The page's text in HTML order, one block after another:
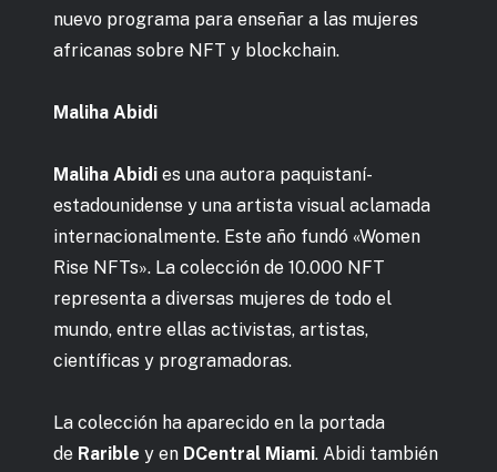
nuevo programa para enseñar a las mujeres
africanas sobre NFT y blockchain.
Maliha Abidi
Maliha Abidi es una autora paquistaní-
estadounidense y una artista visual aclamada
internacionalmente. Este año fundó «Women
Rise NFTs». La colección de 10.000 NFT
representa a diversas mujeres de todo el
mundo, entre ellas activistas, artistas,
científicas y programadoras.
La colección ha aparecido en la portada
de Rarible y en DCentral Miami. Abidi también